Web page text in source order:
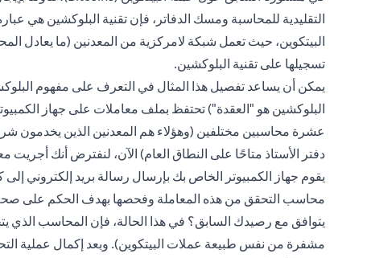
التقليدية للمحاسبة ومسك الدفاتر، فإن تقنية البلوكشين هي
البيتكوين، حيث تعمل شبكة لامركزية من المعدنين (ما يعادل
تسجيلها على تقنية البلوكشين.
يمكن أن يساعد تفصيل هذا المثال في التعرف على مفهوم
البلوكشين هو "العقدة") تحتفظ بملف معاملات على جهاز
عشرة محاسبين مختلفين (وهؤلاء هم المعدنين الذين يخدمون
يقوم جهاز الكمبيوتر الخاص بك بإرسال رسالة بريد إلكتروني
محاسب التحقق من هذه المعاملة وفحصها بهدف الحكم على صحة
يتوافق مع رصيدك السابق؟ في هذا الحالة، فإن المحاسب الذي
مشفرة من نفس طبيعة عملات البيتكوين). وبعد إكمال عملية